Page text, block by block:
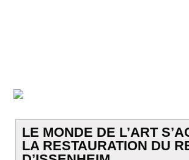
LE MONDE DE L’ART
LA RESTAURATION DU